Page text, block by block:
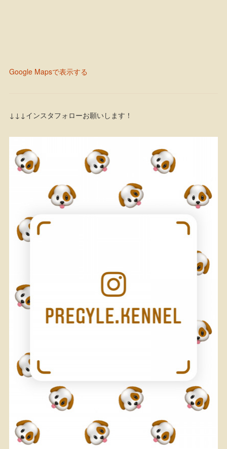
Google Mapsで表示する
↓↓↓インスタフォローお願いします！